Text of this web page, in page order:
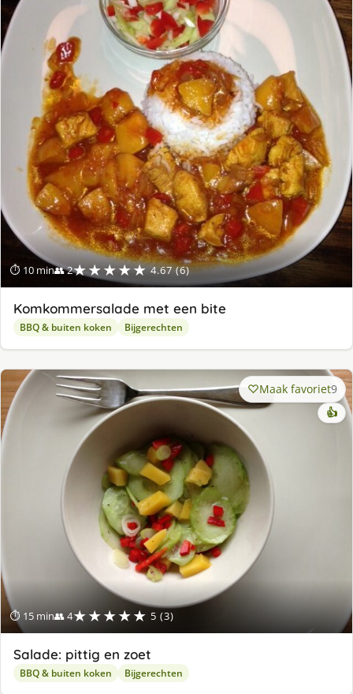
⏱ 10 min👥 2★★★★★ 4.67 (6)
Komkommersalade met een bite
BBQ & buiten koken Bijgerechten
⏱ 15 min👥 4★★★★★ 5 (3)
Maak favoriet9
👍
Salade: pittig en zoet
BBQ & buiten koken Bijgerechten